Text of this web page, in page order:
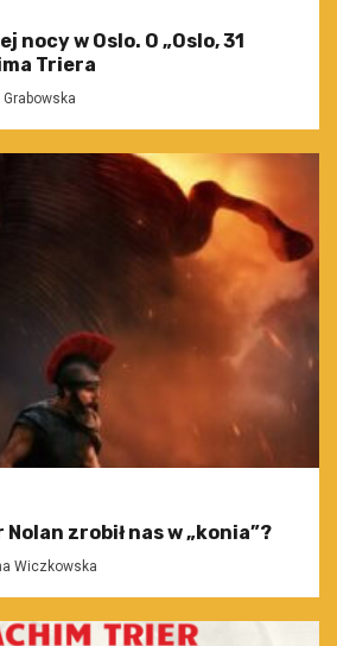
nocy w Oslo. O „Oslo, 31
Triera
Grabowska
zrobił nas w „konia”?
Wiczkowska